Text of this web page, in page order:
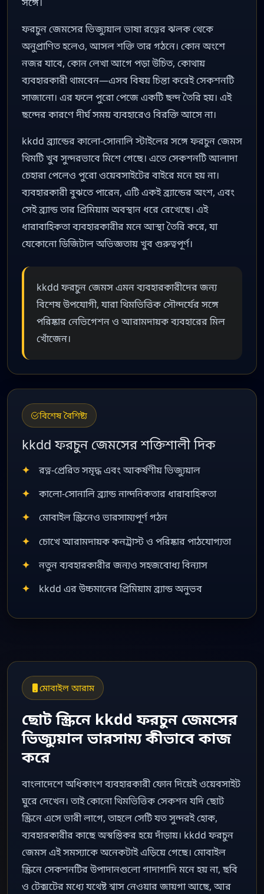
ফরচুন জেমসের ভিজ্যুয়াল ভাষা রত্নের ঝলক থেকে
অনুপ্রাণিত হলেও, আসল শক্তি তার গঠনে। কোন অংশে
নজর যাবে, কোন লেখা আগে পড়া উচিত, কোথায়
ব্যবহারকারী থামবেন—এসব বিষয় চিন্তা করেই সেকশনটি
সাজানো। এর ফলে পুরো পেজে একটি ছন্দ তৈরি হয়। এই
ছন্দের কারণে দীর্ঘ সময় ব্যবহারেও বিরক্তি আসে না।
kkdd ব্র্যান্ডের কালো-সোনালি স্টাইলের সঙ্গে ফরচুন জেমস
থিমটি খুব সুন্দরভাবে মিশে গেছে। এতে সেকশনটি আলাদা
চেহারা পেলেও পুরো ওয়েবসাইটের বাইরে মনে হয় না।
ব্যবহারকারী বুঝতে পারেন, এটি একই ব্র্যান্ডের অংশ, এবং
সেই ব্র্যান্ড তার প্রিমিয়াম অবস্থান ধরে রেখেছে। এই
ধারাবাহিকতা ব্যবহারকারীর মনে আস্থা তৈরি করে, যা
যেকোনো ডিজিটাল অভিজ্ঞতায় খুব গুরুত্বপূর্ণ।
kkdd ফরচুন জেমস এমন ব্যবহারকারীদের জন্য
বিশেষ উপযোগী, যারা থিমভিত্তিক সৌন্দর্যের সঙ্গে
পরিষ্কার নেভিগেশন ও আরামদায়ক ব্যবহারের মিল
খোঁজেন।
বিশেষ বৈশিষ্ট্য
kkdd ফরচুন জেমসের শক্তিশালী দিক
রত্ন-প্রেরিত সমৃদ্ধ এবং আকর্ষণীয় ভিজ্যুয়াল
কালো-সোনালি ব্র্যান্ড নান্দনিকতার ধারাবাহিকতা
মোবাইল স্ক্রিনেও ভারসাম্যপূর্ণ গঠন
চোখে আরামদায়ক কনট্রাস্ট ও পরিষ্কার পাঠযোগ্যতা
নতুন ব্যবহারকারীর জন্যও সহজবোধ্য বিন্যাস
kkdd এর উচ্চমানের প্রিমিয়াম ব্র্যান্ড অনুভব
মোবাইল আরাম
ছোট স্ক্রিনে kkdd ফরচুন জেমসের
ভিজ্যুয়াল ভারসাম্য কীভাবে কাজ
করে
বাংলাদেশে অধিকাংশ ব্যবহারকারী ফোন দিয়েই ওয়েবসাইট
ঘুরে দেখেন। তাই কোনো থিমভিত্তিক সেকশন যদি ছোট
স্ক্রিনে এসে ভারী লাগে, তাহলে সেটি যত সুন্দরই হোক,
ব্যবহারকারীর কাছে অস্বস্তিকর হয়ে দাঁড়ায়। kkdd ফরচুন
জেমস এই সমস্যাকে অনেকটাই এড়িয়ে গেছে। মোবাইল
স্ক্রিনে সেকশনটির উপাদানগুলো গাদাগাদি মনে হয় না, ছবি
ও টেক্সটের মধ্যে যথেষ্ট শ্বাস নেওয়ার জায়গা আছে, আর